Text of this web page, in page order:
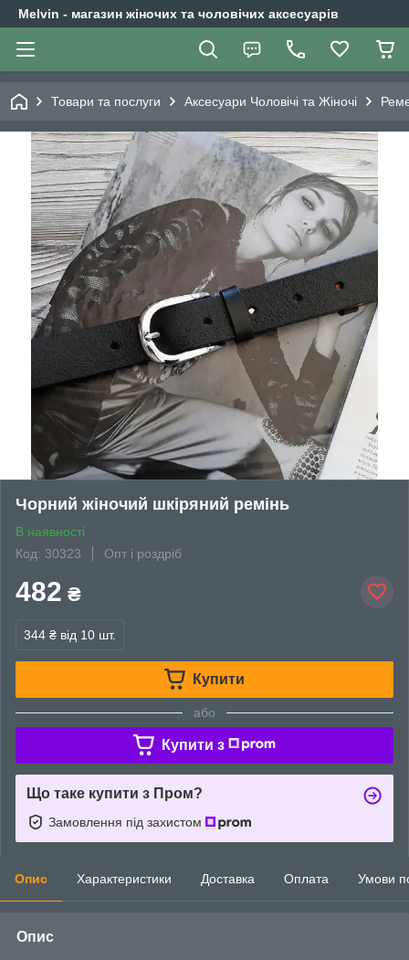
Melvin - магазин жіночих та чоловічих аксесуарів
Товари та послуги Аксесуари Чоловічі та Жіночі
Чорний жіночий шкіряний ремінь
В наявності
Код: 30323
Опт і роздріб
482 ₴
344 ₴ від 10 шт.
Купити
або
Купити з
Що таке купити з Пром?
Замовлення під захистом
Опис Характеристики Доставка Оплата Умови
Опис